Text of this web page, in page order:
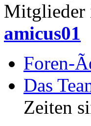
Mitglieder
amicus01
Foren-
Das
Zeiten